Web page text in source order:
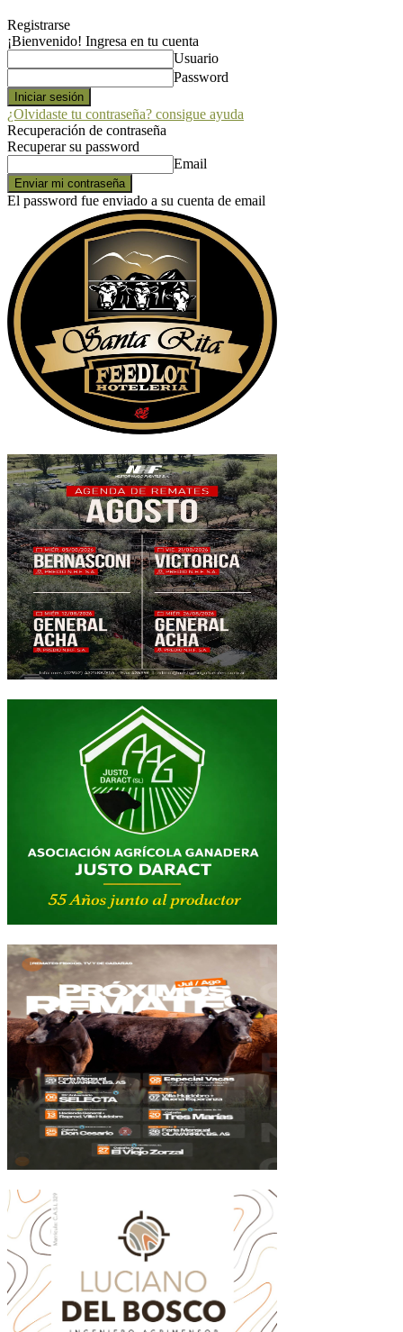
Registrarse
¡Bienvenido! Ingresa en tu cuenta
Usuario
Password
¿Olvidaste tu contraseña? consigue ayuda
Recuperación de contraseña
Recuperar su password
Email
El password fue enviado a su cuenta de email